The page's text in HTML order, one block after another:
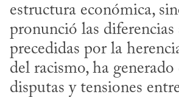
estructura económica,
pronunció las diferencias
precedidas por la
del racismo, ha generado
disputas y tensiones